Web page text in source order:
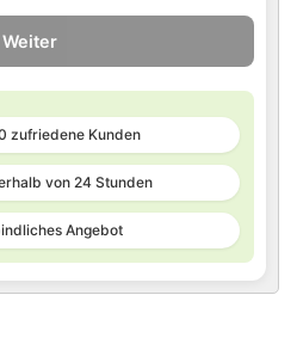
Weiter
zufriedene Kunden
von 24 Stunden
Angebot